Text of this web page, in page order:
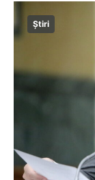
Știri